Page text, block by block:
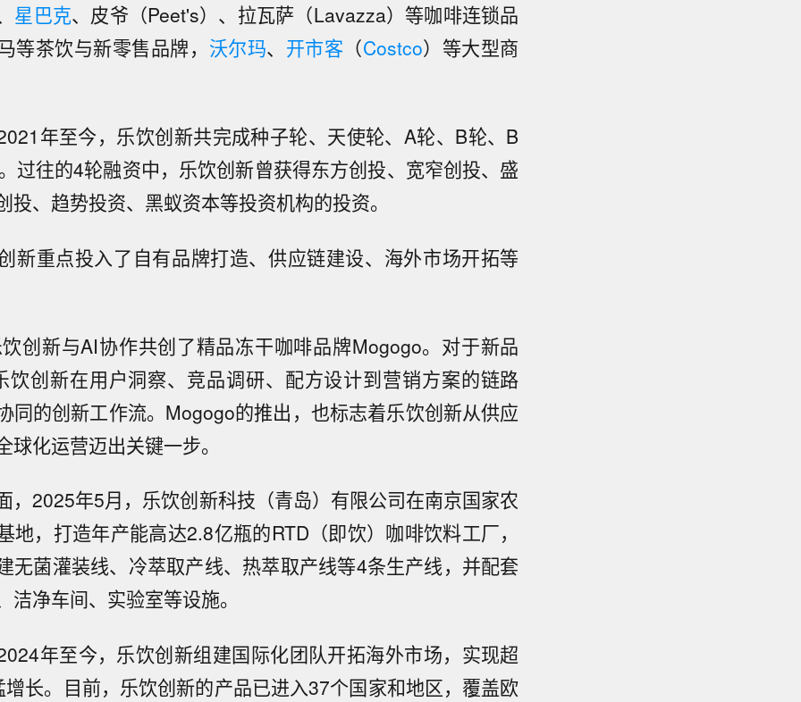
星巴克、皮爷（Peet's）、拉瓦萨（Lavazza）等咖啡连锁品
等茶饮与新零售品牌， 沃尔玛、 开市客 （Costco）等大型商
年至今，乐饮创新共完成种子轮、天使轮、A轮、B轮、B
过往的4轮融资中，乐饮创新曾获得东方创投、宽窄创投、盛
投、趋势投资、黑蚁资本等投资机构的投资。
新重点投入了自有品牌打造、供应链建设、海外市场开拓等
创新与AI协作共创了精品冻干咖啡品牌Mogogo。对于新品
饮创新在用户洞察、竞品调研、配方设计到营销方案的链路
同的创新工作流。Mogogo的推出，也标志着乐饮创新从供应
球化运营迈出关键一步。
，2025年5月，乐饮创新科技（青岛）有限公司在南京国家农
地，打造年产能高达2.8亿瓶的RTD（即饮）咖啡饮料工厂，
无菌灌装线、冷萃取产线、热萃取产线等4条生产线，并配套
洁净车间、实验室等设施。
年至今，乐饮创新组建国际化团队开拓海外市场，实现超
长。目前，乐饮创新的产品已进入37个国家和地区，覆盖欧